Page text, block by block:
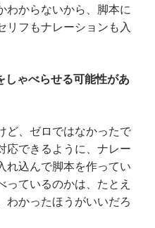
からないから、脚本に
リフもナレーションも入
しゃべらせる可能性があ
、ゼロではなかったで
応できるように、ナレー
れ込んで脚本を作ってい
っているのかは、たとえ
わかったほうがいいだろ